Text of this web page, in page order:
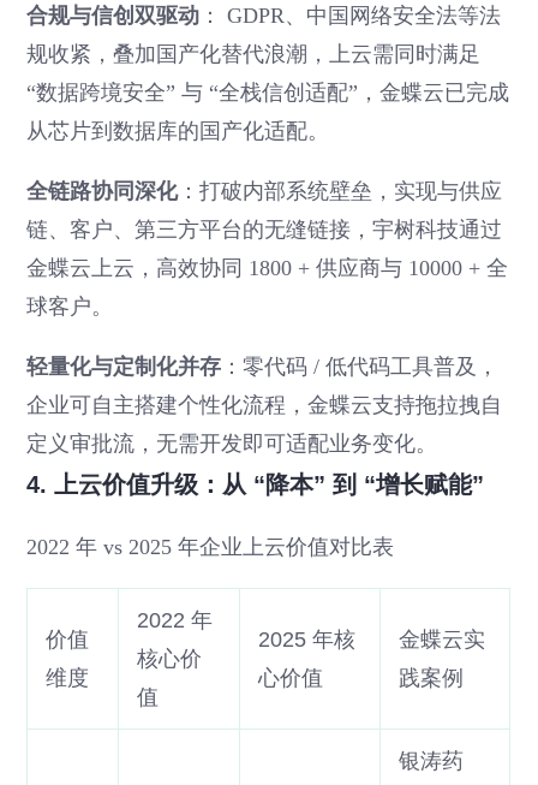
合规与信创双驱动 ： GDPR、中国网络安全法等法
规收紧，叠加国产化替代浪潮，上云需同时满足
“数据跨境安全” 与 “全栈信创适配”，金蝶云已完成
从芯片到数据库的国产化适配。
全链路协同深化：打破内部系统壁垒，实现与供应
链、客户、第三方平台的无缝链接，宇树科技通过
金蝶云上云，高效协同 1800 + 供应商与 10000 + 全
球客户。
轻量化与定制化并存 ：零代码 / 低代码工具普及，
企业可自主搭建个性化流程，金蝶云支持拖拉拽自
定义审批流，无需开发即可适配业务变化。
4. 上云价值升级：从 “降本” 到 “增长赋能”
2022 年 vs 2025 年企业上云价值对比表
价值
维度
2022 年
核心价
值
2025 年核
心价值
金蝶云实
践案例
银涛药